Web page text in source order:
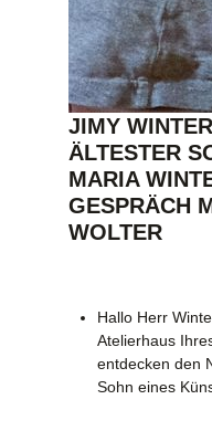
JIMY
ÄLTESTER
MARIA
GESPRÄCH
WOLTER
Hallo Herr
Atelierhaus
entdecken den
Sohn eines